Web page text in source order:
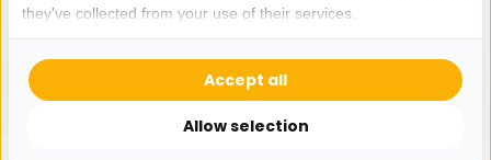
* Lees hier de wettelijke beperkingen
they've collected from your use of their services.
Allow selection
Accept all